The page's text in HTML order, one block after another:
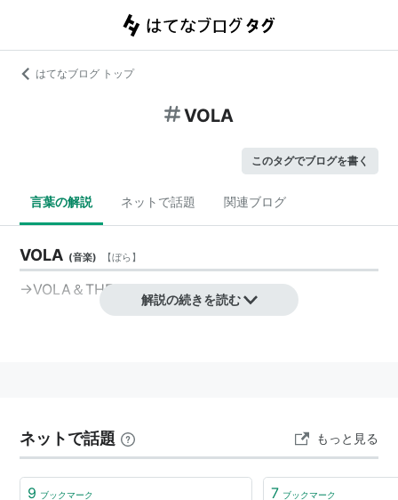
はてなブログ トップ
VOLA
このタグでブログを書く
言葉の解説 ネットで話題 関連ブログ
VOLA (音楽) 【ぼら】
→VOLA＆THE ORIENTAL MACHINE
解説の続きを読む
ネットで話題 もっと見る
9 ブックマーク 7 ブックマーク